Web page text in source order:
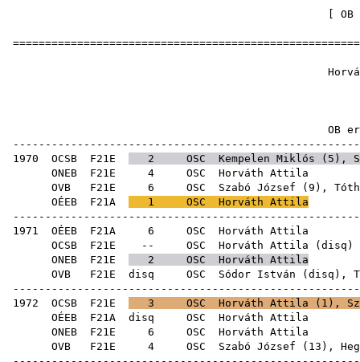
OB
1970 OCSB F21E 2 OSC Kempelen Miklós ( 5 ),
ONEB F21E 4 OSC
OVB F21E 6 OSC Szabó József ( 9 ),
OÉEB F21A 1 OSC Horváth Attila
1971 OÉEB F21A 6 OSC
OCSB F21E -- OSC Horváth Attila ( disq
ONEB F21E 2 OSC Horváth Attila
OVB F21E disq OSC Sódor István ( disq ),
1972 OCSB F21E 3 OSC Horváth Attila ( 1 ),
OÉEB F21A disq OSC
ONEB F21E 6 OSC
OVB F21E 4 OSC Szabó József ( 13 ),